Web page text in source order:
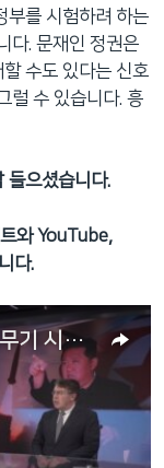
부를 시험하려 하는
다. 문재인 정권은
수도 있다는 신호
럴 수 있습니다. 흥
들으셨습니다.
와 YouTube,
다.
[워싱턴 톡] “북한, 신형 전술유도무기 시험발사…한국 겨냥 전술핵 위협 노골화”